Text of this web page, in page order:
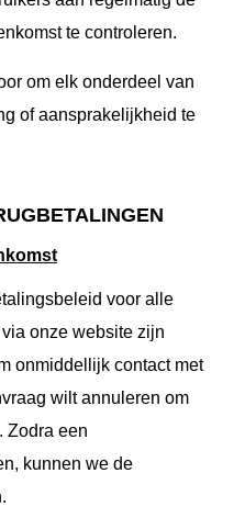
te controleren.
om elk onderdeel van
of aansprakelijkheid te
voor alle
onze website zijn
onmiddellijk contact met
wilt annuleren om
Zodra een
kunnen we de